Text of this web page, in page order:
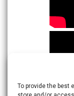
To provide the best